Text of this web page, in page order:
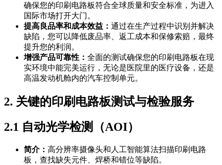
确保您的印刷电路板符合全球质量和安全标准，为进入
国际市场打开大门。
提高良品率和成本效益： 通过在生产过程中识别并解决
缺陷，您可以降低废品率、返工成本和保修索赔，最终
提升您的利润。
增强产品可靠性： 全面的测试确保您的印刷电路板在现
实环境中能完美运行，无论是医院里的医疗设备，还是
高温发动机舱内的汽车控制单元。
2. 关键的印刷电路板测试与检验服务
2.1 自动光学检测（AOI）
简介： 高分辨率摄像头和人工智能算法扫描印刷电路
板，查找缺失元件、焊桥和错位等缺陷。